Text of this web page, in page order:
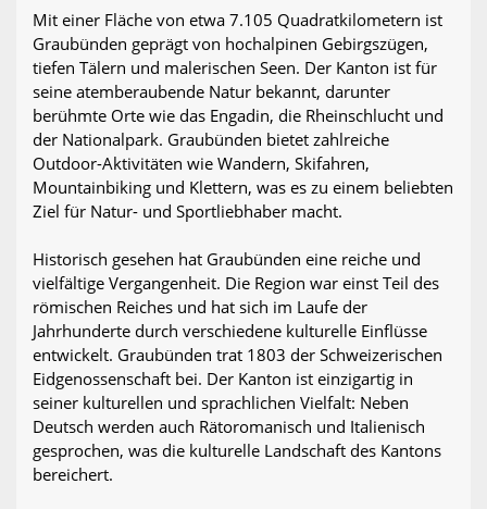
Mit einer Fläche von etwa 7.105 Quadratkilometern ist
Graubünden geprägt von hochalpinen Gebirgszügen,
tiefen Tälern und malerischen Seen. Der Kanton ist für
seine atemberaubende Natur bekannt, darunter
berühmte Orte wie das Engadin, die Rheinschlucht und
der Nationalpark. Graubünden bietet zahlreiche
Outdoor-Aktivitäten wie Wandern, Skifahren,
Mountainbiking und Klettern, was es zu einem beliebten
Ziel für Natur- und Sportliebhaber macht.
Historisch gesehen hat Graubünden eine reiche und
vielfältige Vergangenheit. Die Region war einst Teil des
römischen Reiches und hat sich im Laufe der
Jahrhunderte durch verschiedene kulturelle Einflüsse
entwickelt. Graubünden trat 1803 der Schweizerischen
Eidgenossenschaft bei. Der Kanton ist einzigartig in
seiner kulturellen und sprachlichen Vielfalt: Neben
Deutsch werden auch Rätoromanisch und Italienisch
gesprochen, was die kulturelle Landschaft des Kantons
bereichert.